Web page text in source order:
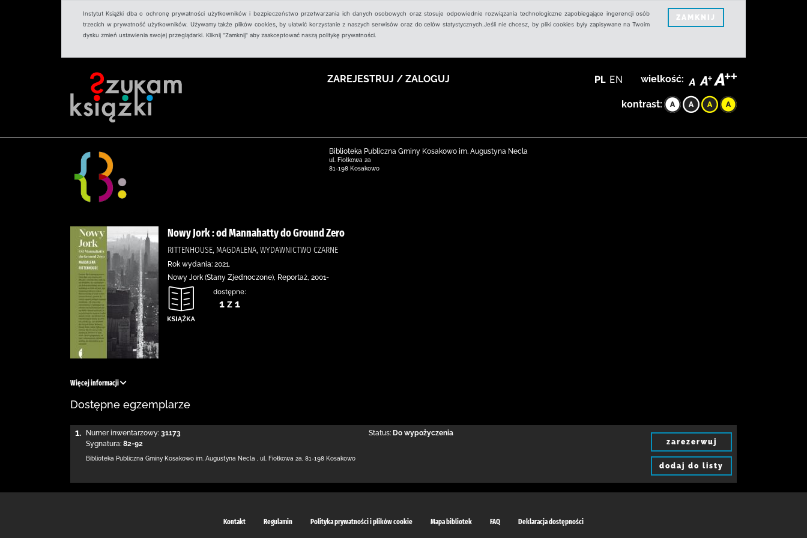
Instytut Książki dba o ochronę prywatności użytkowników i bezpieczeństwo przetwarzania ich danych osobowych oraz stosuje odpowiednie rozwiązania technologiczne zapobiegające ingerencji osób
trzecich w prywatność użytkowników. Używamy także plików cookies, by ułatwić korzystanie z naszych serwisów oraz do celów statystycznych.Jeśli nie chcesz, by pliki cookies były zapisywane na Twoim
dysku zmień ustawienia swojej przeglądarki. Kliknij "Zamknij" aby zaakceptować naszą politykę prywatności.
ZAMKNIJ
ZAREJESTRUJ / ZALOGUJ PL EN wielkość:
kontrast:
Biblioteka Publiczna Gminy Kosakowo im. Augustyna Necla
ul. Fiołkowa 2a
81-198 Kosakowo
Nowy Jork : od Mannahatty do Ground Zero
RITTENHOUSE, MAGDALENA, WYDAWNICTWO CZARNE
Rok wydania: 2021.
Nowy Jork (Stany Zjednoczone), Reportaż, 2001-
dostępne:
1 z 1
Więcej informacji
Dostępne egzemplarze
1. Numer inwentarzowy: 31173
Sygnatura: 82-92
Status: Do wypożyczenia
Biblioteka Publiczna Gminy Kosakowo im. Augustyna Necla ul. Fiołkowa 2a 81-198 Kosakowo
zarezerwuj
dodaj do listy
Kontakt Regulamin Polityka prywatności i plików cookie Mapa bibliotek FAQ Deklaracja dostępności